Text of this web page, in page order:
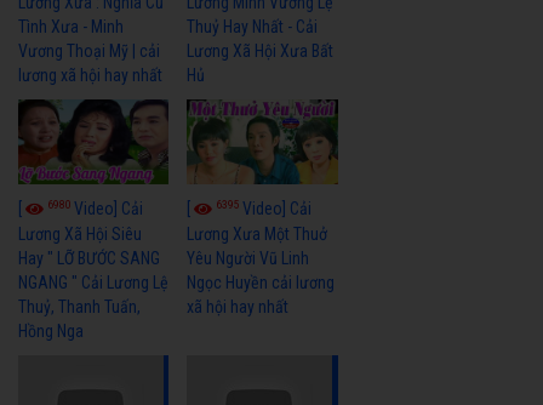
Tình Xưa - Minh
Vương Thoại Mỹ | cải
lương xã hội hay nhất
Thuỷ Hay Nhất - Cải
Lương Xã Hội Xưa Bất
Hủ
6980 Video] Cải
Lương Xã Hội Siêu
Hay " LỠ BƯỚC SANG
NGANG " Cải Lương Lệ
Thuỷ, Thanh Tuấn,
Hồng Nga
6395Video] Cải
Lương Xưa Một Thuở
Yêu Người Vũ Linh
Ngọc Huyền cải lương
xã hội hay nhất